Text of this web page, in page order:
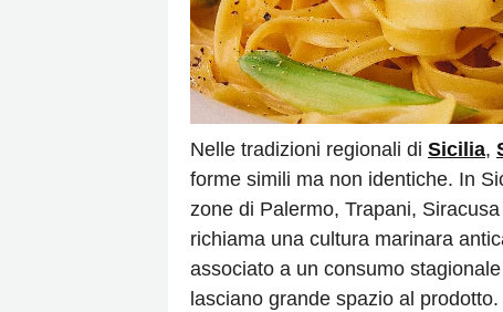
Nelle tradizioni regionali di Sicilia,
forme simili ma non identiche. In
zone di Palermo, Trapani,
richiama una cultura marinara
associato a un consumo
lasciano grande spazio al prodotto.